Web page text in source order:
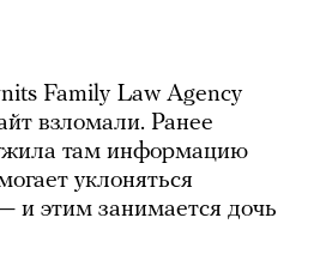
Family Law Agency
взломали. Ранее
там информацию
уклоняться
и этим занимается дочь